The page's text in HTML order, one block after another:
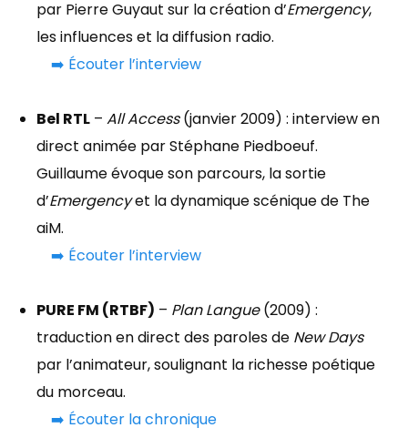
par Pierre Guyaut sur la création d’Emergency,
les influences et la diffusion radio.
➡️ Écouter l’interview
Bel RTL – All Access(janvier 2009) : interview en
direct animée par Stéphane Piedboeuf.
Guillaume évoque son parcours, la sortie
d’Emergencyet la dynamique scénique de The
aiM.
➡️ Écouter l’interview
PURE FM (RTBF) – Plan Langue(2009) :
traduction en direct des paroles de New Days
par l’animateur, soulignant la richesse poétique
du morceau.
➡️ Écouter la chronique